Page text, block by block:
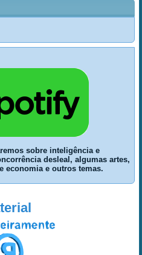
sobre inteligência e
desleal, algumas artes,
economia e outros temas.